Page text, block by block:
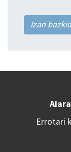
Izan
Errotari